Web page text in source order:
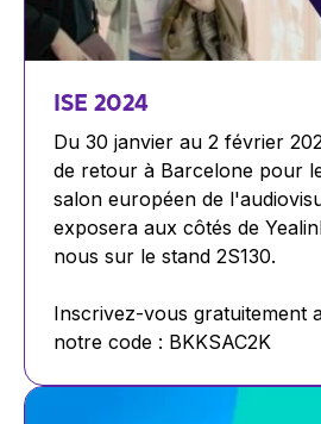
ISE 2024
Du 30 janvier au 2 février
de retour à Barcelone pour
salon européen de
exposera aux côtés de
nous sur le stand 2S130.
Inscrivez-vous gratuitement
notre code : BKKSAC2K